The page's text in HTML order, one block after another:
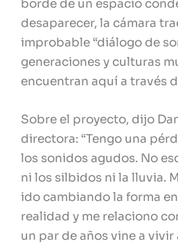
borde de un espacio
desaparecer, la cámara
improbable “diálogo de
generaciones y culturas
encuentran aquí a través
Sobre el proyecto, dijo
directora: “Tengo una
los sonidos agudos. No
ni los silbidos ni la lluvia.
ido cambiando la forma
realidad y me relaciono
un par de años vine a vivir